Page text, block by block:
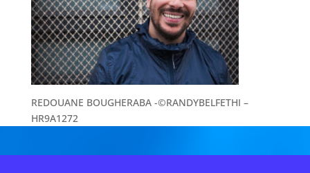
REDOUANE BOUGHERABA -©RANDYBELFETHI –
HR9A1272